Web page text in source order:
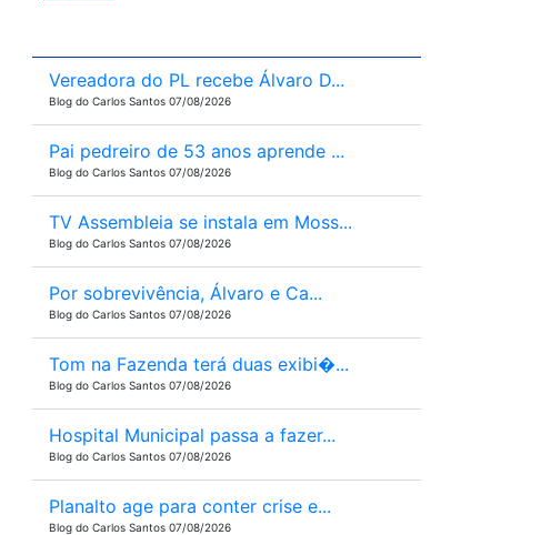
Vereadora do PL recebe Álvaro D...
Blog do Carlos Santos 07/08/2026
Pai pedreiro de 53 anos aprende ...
Blog do Carlos Santos 07/08/2026
TV Assembleia se instala em Moss...
Blog do Carlos Santos 07/08/2026
Por sobrevivência, Álvaro e Ca...
Blog do Carlos Santos 07/08/2026
Tom na Fazenda terá duas exibi�...
Blog do Carlos Santos 07/08/2026
Hospital Municipal passa a fazer...
Blog do Carlos Santos 07/08/2026
Planalto age para conter crise e...
Blog do Carlos Santos 07/08/2026